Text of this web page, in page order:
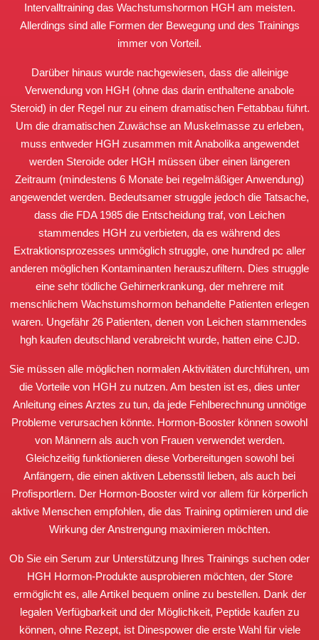
Intervalltraining das Wachstumshormon HGH am meisten.
Allerdings sind alle Formen der Bewegung und des Trainings
immer von Vorteil.
Darüber hinaus wurde nachgewiesen, dass die alleinige
Verwendung von HGH (ohne das darin enthaltene anabole
Steroid) in der Regel nur zu einem dramatischen Fettabbau führt.
Um die dramatischen Zuwächse an Muskelmasse zu erleben,
muss entweder HGH zusammen mit Anabolika angewendet
werden Steroide oder HGH müssen über einen längeren
Zeitraum (mindestens 6 Monate bei regelmäßiger Anwendung)
angewendet werden. Bedeutsamer struggle jedoch die Tatsache,
dass die FDA 1985 die Entscheidung traf, von Leichen
stammendes HGH zu verbieten, da es während des
Extraktionsprozesses unmöglich struggle, one hundred pc aller
anderen möglichen Kontaminanten herauszufiltern. Dies struggle
eine sehr tödliche Gehirnerkrankung, der mehrere mit
menschlichem Wachstumshormon behandelte Patienten erlegen
waren. Ungefähr 26 Patienten, denen von Leichen stammendes
hgh kaufen deutschlandverabreicht wurde, hatten eine CJD.
Sie müssen alle möglichen normalen Aktivitäten durchführen, um
die Vorteile von HGH zu nutzen. Am besten ist es, dies unter
Anleitung eines Arztes zu tun, da jede Fehlberechnung unnötige
Probleme verursachen könnte. Hormon-Booster können sowohl
von Männern als auch von Frauen verwendet werden.
Gleichzeitig funktionieren diese Vorbereitungen sowohl bei
Anfängern, die einen aktiven Lebensstil lieben, als auch bei
Profisportlern. Der Hormon-Booster wird vor allem für körperlich
aktive Menschen empfohlen, die das Training optimieren und die
Wirkung der Anstrengung maximieren möchten.
Ob Sie ein Serum zur Unterstützung Ihres Trainings suchen oder
HGH Hormon-Produkte ausprobieren möchten, der Store
ermöglicht es, alle Artikel bequem online zu bestellen. Dank der
legalen Verfügbarkeit und der Möglichkeit, Peptide kaufen zu
können, ohne Rezept, ist Dinespower die erste Wahl für viele